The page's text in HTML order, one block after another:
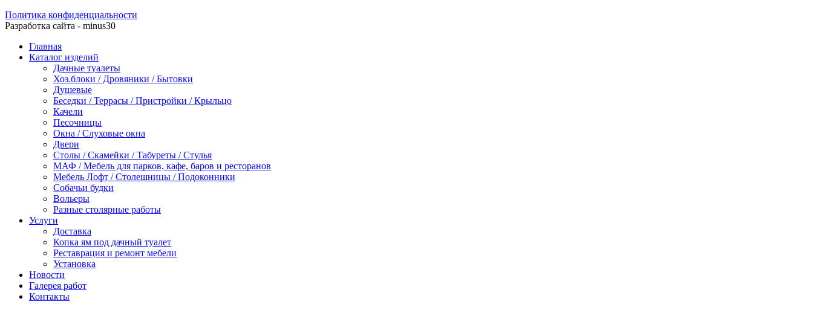
Политика конфиденциальности
Разработка сайта - minus30
Главная
Каталог изделий
Дачные туалеты
Хоз.блоки / Дровяники / Бытовки
Душевые
Беседки / Террасы / Пристройки / Крыльцо
Качели
Песочницы
Окна / Слуховые окна
Двери
Столы / Скамейки / Табуреты / Стулья
МАФ / Мебель для парков, кафе, баров и ресторанов
Мебель Лофт / Столешницы / Подоконники
Собачьи будки
Вольеры
Разные столярные работы
Услуги
Доставка
Копка ям под дачный туалет
Реставрация и ремонт мебели
Установка
Новости
Галерея работ
Контакты